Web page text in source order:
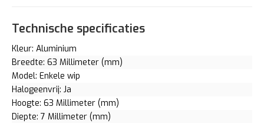
Technische specificaties
Kleur: Aluminium
Breedte: 63 Millimeter (mm)
Model: Enkele wip
Halogeenvrij: Ja
Hoogte: 63 Millimeter (mm)
Diepte: 7 Millimeter (mm)